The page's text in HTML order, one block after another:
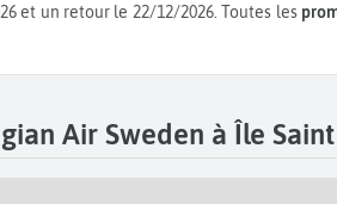
et un retour le 22/12/2026.Toutes les
Air Sweden à Île